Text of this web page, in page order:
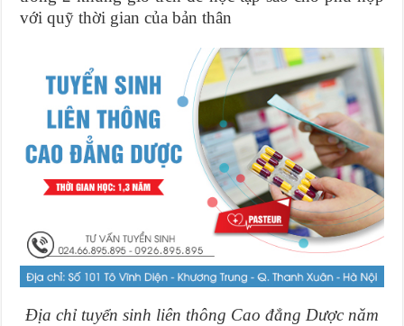
với quỹ thời gian của bản thân
Địa chỉ tuyển sinh liên thông Cao đẳng Dược năm